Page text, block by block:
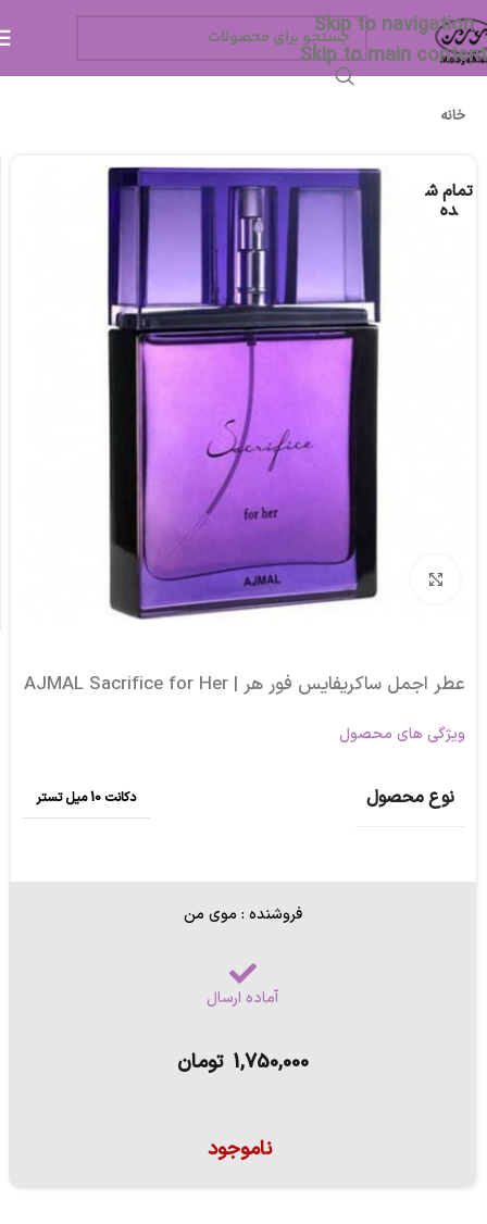
Skip to navigation
Skip to main content
خانه
تمام ش
ده
برای بزرگنمایی کلیک کنید
عطر اجمل ساکریفایس فور هر | AJMAL Sacrifice for Her
ویژگی های محصول
نوع محصول دکانت 10 میل تستر
فروشنده : موی من
آماده ارسال
1,750,000 تومان
ناموجود